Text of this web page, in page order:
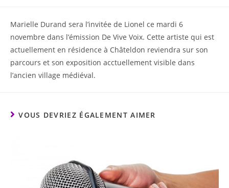
Marielle Durand sera l’invitée de Lionel ce mardi 6
novembre dans l’émission De Vive Voix. Cette artiste qui est
actuellement en résidence à Châteldon reviendra sur son
parcours et son exposition acctuellement visible dans
l’ancien village médiéval.
VOUS DEVRIEZ ÉGALEMENT AIMER